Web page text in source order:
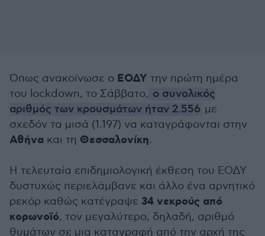
Όπως ανακοίνωσε ο ΕΟΔΥ την πρώτη ημέρα
του lockdown, το Σάββατο, ο συνολικός
αριθμός των κρουσμάτων ήταν 2.556 με
σχεδόν τα μισά (1.197) να καταγράφονται στην
Αθήνα και τη Θεσσαλονίκη.
Η τελευταία επιδημιολογική έκθεση του ΕΟΔΥ
δυστυχώς περιελάμβανε και άλλο ένα αρνητικό
ρεκόρ καθώς κατέγραψε 34 νεκρούς από
κορωνοϊό, τον μεγαλύτερο, δηλαδή, αριθμό
θυμάτων σε μια καταγραφή από την αρχή της